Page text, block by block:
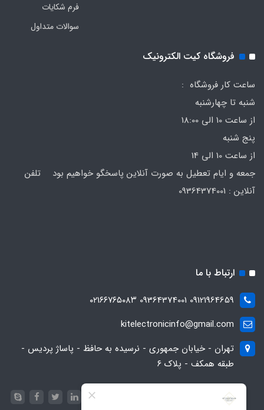
فرم‌ شکایات
سوالات متداول
فروشگاه کیت الکترونیک
ساعت کار فروشگاه :
شنبه تا چهارشنبه
از ساعت 10 الی 18:00
پنج شنبه
از ساعت 10 الی 14
جمعه و ایام تعطیل به صورت آنلاین پاسخگو خواهیم بود تلفن
ارتباط با ما
09121964659 09364374001 ۰۲۱۶۶۷۶۵۰۸۳
kitelectronicinfo@gmail.com
تهران - خیابان جمهوری - نرسیده به حافظ - پاساژ پردیس -
طبقه همکف - پلاک ۶